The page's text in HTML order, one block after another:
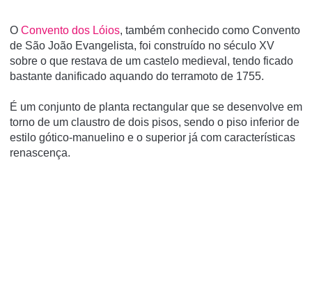
O Convento dos Lóios, também conhecido como Convento
de São João Evangelista, foi construí­do no século XV
sobre o que restava de um castelo medieval, tendo ficado
bastante danificado aquando do terramoto de 1755.
É um conjunto de planta rectangular que se desenvolve em
torno de um claustro de dois pisos, sendo o piso inferior de
estilo gótico-manuelino e o superior já com caracterí­sticas
renascença.